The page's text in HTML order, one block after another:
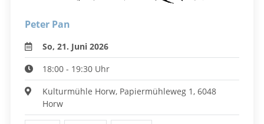
Peter Pan
So, 21. Juni 2026
18:00 - 19:30 Uhr
Kulturmühle Horw, Papiermühleweg 1, 6048
Horw